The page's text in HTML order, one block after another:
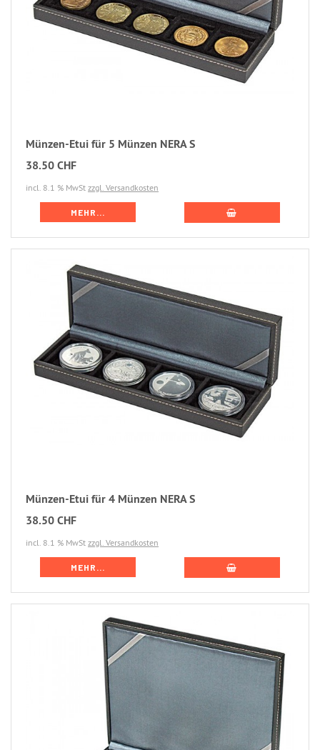
Münzen-Etui für 5 Münzen NERA S
38.50 CHF
incl. 8.1 % MwSt zzgl. Versandkosten
MEHR...
Münzen-Etui für 4 Münzen NERA S
38.50 CHF
incl. 8.1 % MwSt zzgl. Versandkosten
MEHR...